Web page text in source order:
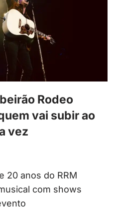
Rodeo
vai subir ao
vez
20 anos do RRM
com shows